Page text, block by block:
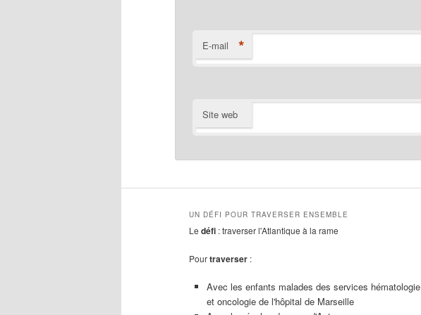
E-mail *
Site web
UN DÉFI POUR TRAVERSER ENSEMBLE
Le défi : traverser l'Atlantique à la rame
Pourtraverser :
Avec les enfants malades des services hématologie
et oncologie de l'hôpital de Marseille